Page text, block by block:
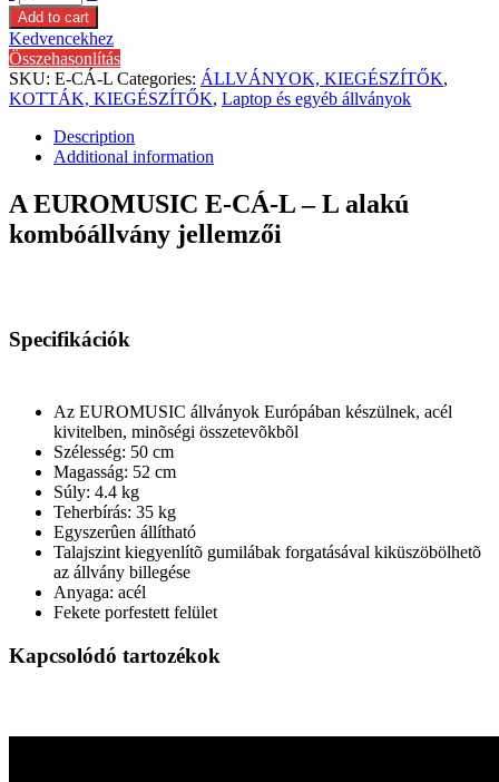
Add to cart
Kedvencekhez
Összehasonlítás
SKU: E-CÁ-L Categories: ÁLLVÁNYOK, KIEGÉSZÍTŐK,
KOTTÁK, KIEGÉSZÍTŐK, Laptop és egyéb állványok
Description
Additional information
A EUROMUSIC E-CÁ-L –L alakú
kombóállvány jellemzői
Specifikációk
Az EUROMUSIC állványok Európában készülnek, acél
kivitelben, minõségi összetevõkbõl
Szélesség: 50 cm
Magasság: 52 cm
Súly: 4.4 kg
Teherbírás: 35 kg
Egyszerûen állítható
Talajszint kiegyenlítõ gumilábak forgatásával kiküszöbölhetõ
az állvány billegése
Anyaga: acél
Fekete porfestett felület
Kapcsolódó tartozékok